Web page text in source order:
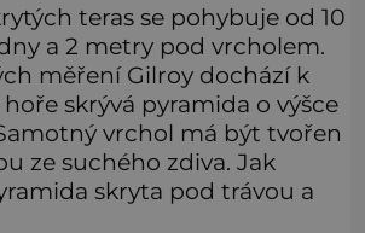
teras se pohybuje od 10
a 2 metry pod vrcholem.
měření Gilroy dochází k
hoře skrývá pyramida o výšce
vrchol má být tvořen
ze suchého zdiva. Jak
skryta pod trávou a